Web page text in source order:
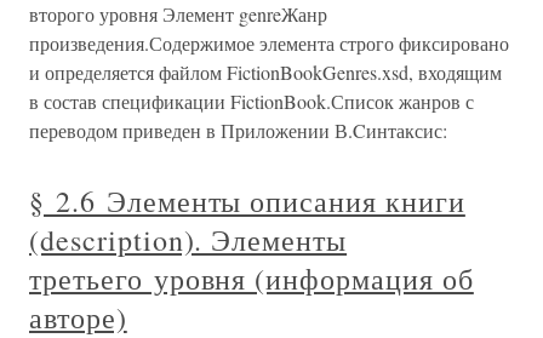
второго уровня Элемент genreЖанр
произведения.Содержимое элемента строго фиксировано
и определяется файлом FictionBookGenres.xsd, входящим
в состав спецификации FictionBook.Список жанров с
переводом приведен в Приложении В.Cинтаксис:
§ 2.6 Элементы описания книги
(description). Элементы
третьего уровня (информация об
авторе)